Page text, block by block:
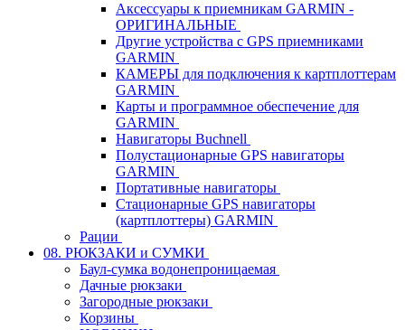
Аксессуары к приемникам GARMIN -
ОРИГИНАЛЬНЫЕ
Другие устройства с GPS приемниками
GARMIN
КАМЕРЫ для подключения к картплоттерам
GARMIN
Карты и программное обеспечение для
GARMIN
Навигаторы Buchnell
Полустационарные GPS навигаторы
GARMIN
Портативные навигаторы
Стационарные GPS навигаторы
(картплоттеры) GARMIN
Рации
08. РЮКЗАКИ и СУМКИ
Баул-сумка водонепроницаемая
Дачные рюкзаки
Загородные рюкзаки
Корзины